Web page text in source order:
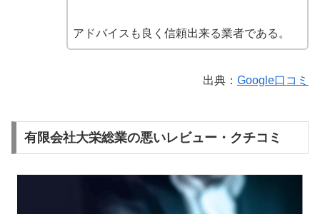
アドバイスも良く信頼出来る業者である。
出典： Google口コミ
有限会社大栄総業の悪いレビュー・クチコミ